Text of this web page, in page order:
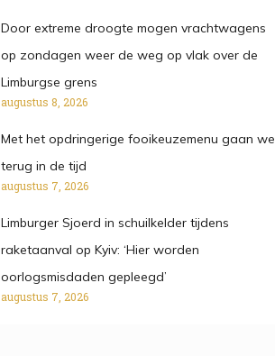
Door extreme droogte mogen vrachtwagens
op zondagen weer de weg op vlak over de
Limburgse grens
augustus 8, 2026
Met het opdringerige fooikeuzemenu gaan we
terug in de tijd
augustus 7, 2026
Limburger Sjoerd in schuilkelder tijdens
raketaanval op Kyiv: ‘Hier worden
oorlogsmisdaden gepleegd’
augustus 7, 2026